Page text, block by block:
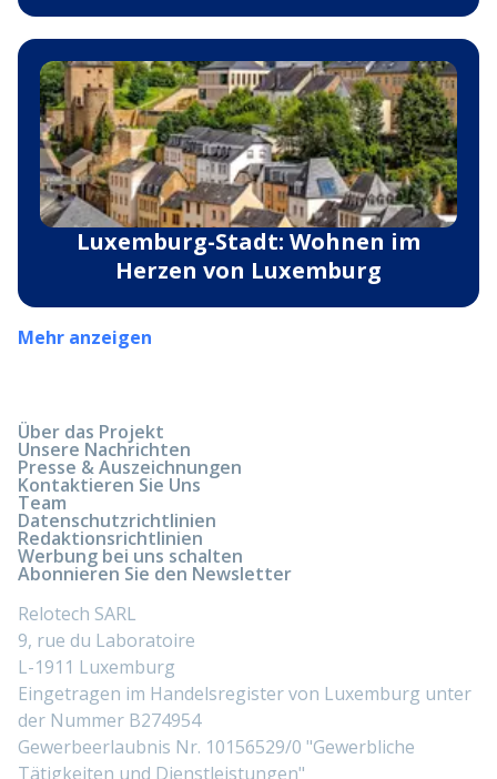
Luxemburg-Stadt: Wohnen im
Herzen von Luxemburg
Mehr anzeigen
Über das Projekt
Unsere Nachrichten
Presse & Auszeichnungen
Kontaktieren Sie Uns
Team
Datenschutzrichtlinien
Redaktionsrichtlinien
Werbung bei uns schalten
Abonnieren Sie den Newsletter
Relotech SARL
9, rue du Laboratoire
L-1911 Luxemburg
Eingetragen im Handelsregister von Luxemburg unter
der Nummer B274954
Gewerbeerlaubnis Nr. 10156529/0 "Gewerbliche
Tätigkeiten und Dienstleistungen"